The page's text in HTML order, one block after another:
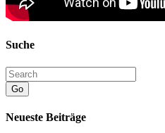
Suche
Go
Neueste Beiträge